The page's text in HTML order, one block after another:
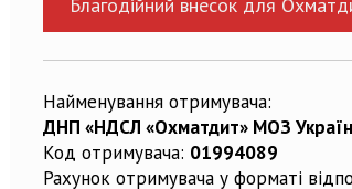
Найменування отримувача:
ДНП «НДСЛ «Охматдит» МОЗ
Код отримувача: 01994089
Рахунок отримувача у форматі